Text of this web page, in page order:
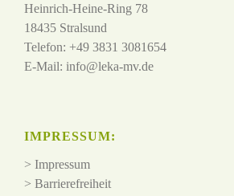
Heinrich-Heine-Ring 78
18435 Stralsund
Telefon: +49 3831 3081654
E-Mail: info@leka-mv.de
IMPRESSUM:
> Impressum
> Barrierefreiheit